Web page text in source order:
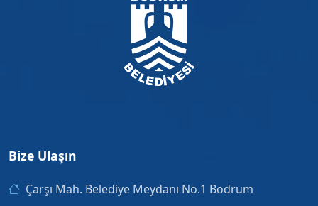
Bize Ulaşın
Çarşı Mah. Belediye Meydanı No.1 Bodrum